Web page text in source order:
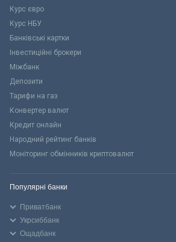
Курс євро
Курс НБУ
Банківські картки
Інвестиційні брокери
Міжбанк
Депозити
Тарифи на газ
Конвертер валют
Кредит онлайн
Народний рейтинг банків
Моніторинг обмінників криптовалют
Популярні банки
Приватбанк
Укрсиббанк
Ощадбанк